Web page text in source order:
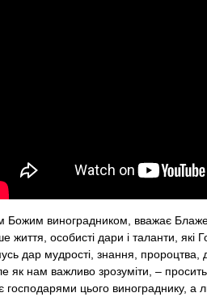
Божим виноградником, вважає
життя, особисті дари і таланти, які
дар мудрості, знання, пророцтва,
як нам важливо зрозуміти, –
господарями цього винограднику, а